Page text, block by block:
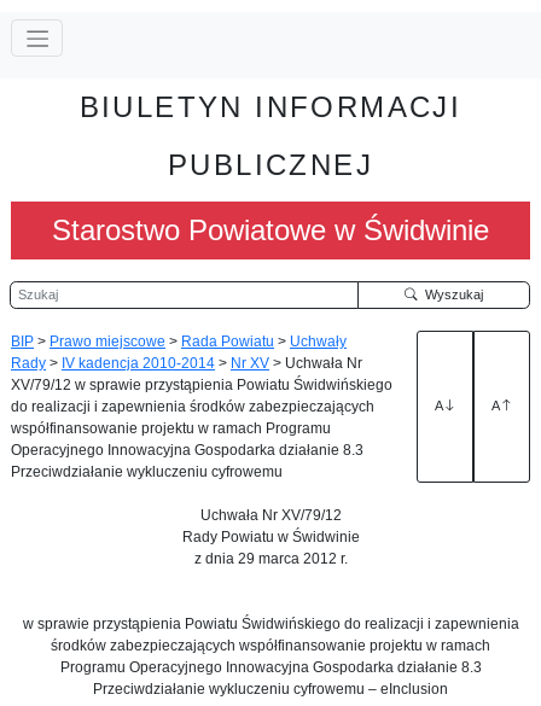
BIULETYN INFORMACJI
PUBLICZNEJ
Starostwo Powiatowe w Świdwinie
Szukaj Wyszukaj
BIP > Prawo miejscowe > Rada Powiatu > Uchwały
Rady > IV kadencja 2010-2014 > Nr XV > Uchwała Nr
XV/79/12 w sprawie przystąpienia Powiatu Świdwińskiego
do realizacji i zapewnienia środków zabezpieczających
współfinansowanie projektu w ramach Programu
Operacyjnego Innowacyjna Gospodarka działanie 8.3
Przeciwdziałanie wykluczeniu cyfrowemu
A A
Uchwała Nr XV/79/12
Rady Powiatu w Świdwinie
z dnia 29 marca 2012 r.
w sprawie przystąpienia Powiatu Świdwińskiego do realizacji i zapewnienia
środków zabezpieczających współfinansowanie projektu w ramach
Programu Operacyjnego Innowacyjna Gospodarka działanie 8.3
Przeciwdziałanie wykluczeniu cyfrowemu – eInclusion